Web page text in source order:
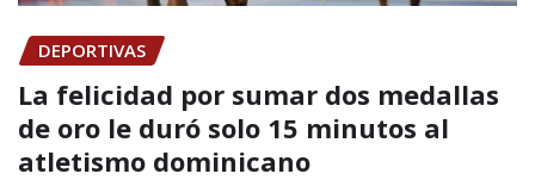
DEPORTIVAS
La felicidad por sumar dos medallas
de oro le duró solo 15 minutos al
atletismo dominicano